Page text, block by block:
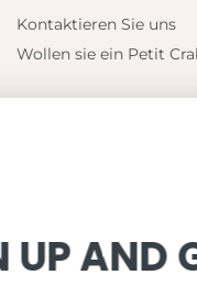
Kontaktieren Sie uns
Wollen sie ein Petit
Informieren Sie sich
SIGN UP